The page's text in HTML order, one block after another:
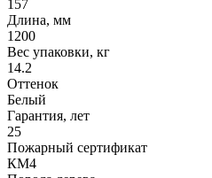
157
Длина, мм
1200
Вес упаковки, кг
14.2
Оттенок
Белый
Гарантия, лет
25
Пожарный сертификат
КМ4